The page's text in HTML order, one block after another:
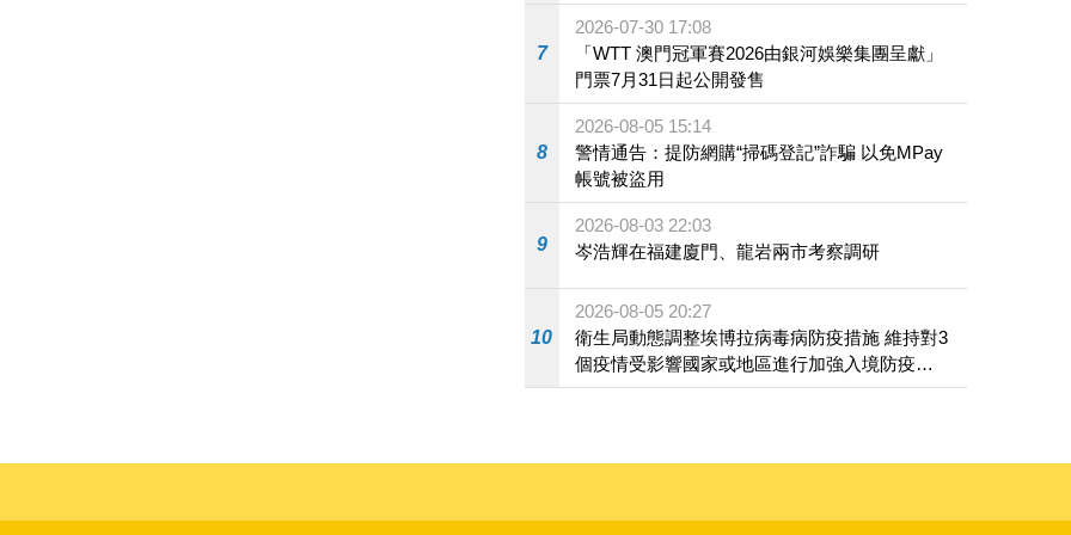
7
2026-07-30 17:08
「WTT 澳門冠軍賽2026由銀河娛樂集團呈獻」
門票7月31日起公開發售
8
2026-08-05 15:14
警情通告：提防網購“掃碼登記”詐騙 以免MPay
帳號被盜用
9
2026-08-03 22:03
岑浩輝在福建廈門、龍岩兩市考察調研
10
2026-08-05 20:27
衛生局動態調整埃博拉病毒病防疫措施 維持對3
個疫情受影響國家或地區進行加強入境防疫措
施